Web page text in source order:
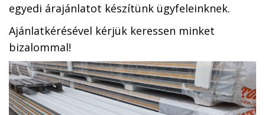
egyedi árajánlatot készítünk ügyfeleinknek.
Ajánlatkérésével kérjük keressen minket
bizalommal!